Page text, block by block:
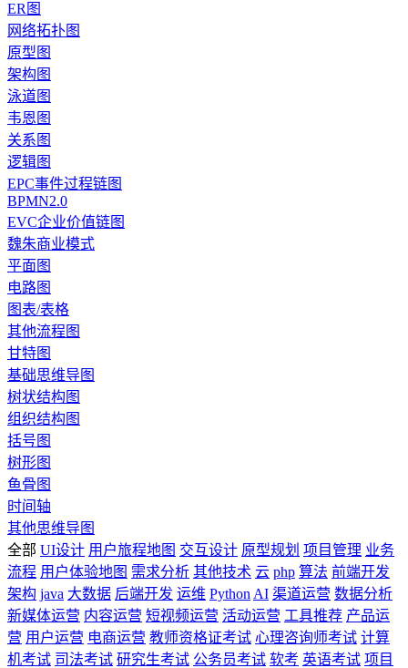
ER图
网络拓扑图
原型图
架构图
泳道图
韦恩图
关系图
逻辑图
EPC事件过程链图
BPMN2.0
EVC企业价值链图
魏朱商业模式
平面图
电路图
图表/表格
其他流程图
甘特图
基础思维导图
树状结构图
组织结构图
括号图
树形图
鱼骨图
时间轴
其他思维导图
全部 UI设计 用户旅程地图 交互设计 原型规划 项目管理 业务
流程 用户体验地图 需求分析 其他技术 云 php 算法 前端开发
架构 java 大数据 后端开发 运维 Python AI 渠道运营 数据分析
新媒体运营 内容运营 短视频运营 活动运营 工具推荐 产品运
营 用户运营 电商运营 教师资格证考试 心理咨询师考试 计算
机考试 司法考试 研究生考试 公务员考试 软考 英语考试 项目